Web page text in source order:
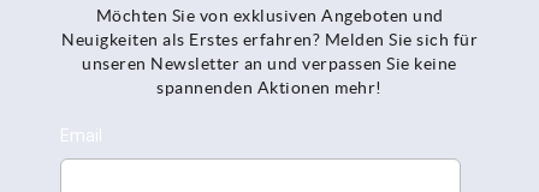
Möchten Sie von exklusiven Angeboten und
Neuigkeiten als Erstes erfahren? Melden Sie sich für
unseren Newsletter an und verpassen Sie keine
spannenden Aktionen mehr!